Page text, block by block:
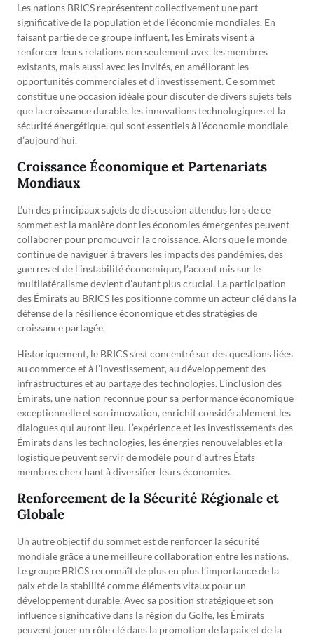
Les nations BRICS représentent collectivement une part
significative de la population et de l’économie mondiales. En
faisant partie de ce groupe influent, les Émirats visent à
renforcer leurs relations non seulement avec les membres
existants, mais aussi avec les invités, en améliorant les
opportunités commerciales et d’investissement. Ce sommet
constitue une occasion idéale pour discuter de divers sujets tels
que la croissance durable, les innovations technologiques et la
sécurité énergétique, qui sont essentiels à l’économie mondiale
d’aujourd’hui.
Croissance Économique et Partenariats
Mondiaux
L’un des principaux sujets de discussion attendus lors de ce
sommet est la manière dont les économies émergentes peuvent
collaborer pour promouvoir la croissance. Alors que le monde
continue de naviguer à travers les impacts des pandémies, des
guerres et de l’instabilité économique, l’accent mis sur le
multilatéralisme devient d’autant plus crucial. La participation
des Émirats au BRICS les positionne comme un acteur clé dans la
défense de la résilience économique et des stratégies de
croissance partagée.
Historiquement, le BRICS s’est concentré sur des questions liées
au commerce et à l’investissement, au développement des
infrastructures et au partage des technologies. L’inclusion des
Émirats, une nation reconnue pour sa performance économique
exceptionnelle et son innovation, enrichit considérablement les
dialogues qui auront lieu. L’expérience et les investissements des
Émirats dans les technologies, les énergies renouvelables et la
logistique peuvent servir de modèle pour d’autres États
membres cherchant à diversifier leurs économies.
Renforcement de la Sécurité Régionale et
Globale
Un autre objectif du sommet est de renforcer la sécurité
mondiale grâce à une meilleure collaboration entre les nations.
Le groupe BRICS reconnaît de plus en plus l’importance de la
paix et de la stabilité comme éléments vitaux pour un
développement durable. Avec sa position stratégique et son
influence significative dans la région du Golfe, les Émirats
peuvent jouer un rôle clé dans la promotion de la paix et de la